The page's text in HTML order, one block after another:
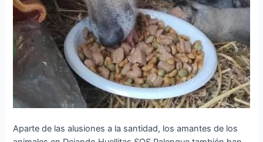
Aparte de las alusiones a la santidad, los amantes de los